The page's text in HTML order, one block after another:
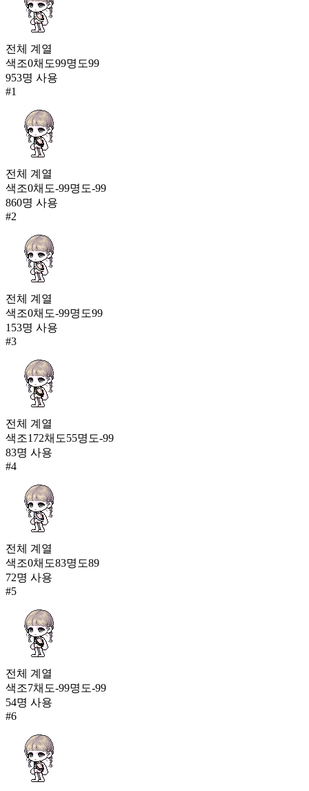
스플래시 슬링백
1,629
45
프룻 리프
1,590
와글와글 미니 몬스터 어택
1,561
혼돈의 결계
1,530
48
찬란한 흉성 케이프
1,528
1,510
50
디어 쁘띠
전체 계열
색조0채도99명도99
953명 사용
#1
전체 계열
색조0채도-99명도-99
860명 사용
#2
전체 계열
색조0채도-99명도99
153명 사용
#3
전체 계열
색조172채도55명도-99
83명 사용
#4
전체 계열
색조0채도83명도89
72명 사용
#5
전체 계열
색조7채도-99명도-99
54명 사용
#6